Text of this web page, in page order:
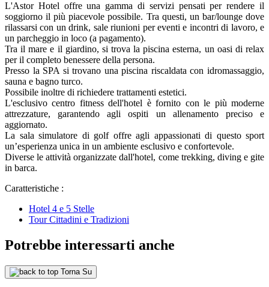
L'Astor Hotel offre una gamma di servizi pensati per rendere il
soggiorno il più piacevole possibile. Tra questi, un bar/lounge dove
rilassarsi con un drink, sale riunioni per eventi e incontri di lavoro, e
un parcheggio in loco (a pagamento).
Tra il mare e il giardino, si trova la piscina esterna, un oasi di relax
per il completo benessere della persona.
Presso la SPA si trovano una piscina riscaldata con idromassaggio,
sauna e bagno turco.
Possibile inoltre di richiedere trattamenti estetici.
L'esclusivo centro fitness dell'hotel è fornito con le più moderne
attrezzature, garantendo agli ospiti un allenamento preciso e
aggiornato.
La sala simulatore di golf offre agli appassionati di questo sport
un’esperienza unica in un ambiente esclusivo e confortevole.
Diverse le attività organizzate dall'hotel, come trekking, diving e gite
in barca.
Caratteristiche :
Hotel 4 e 5 Stelle
Tour Cittadini e Tradizioni
Potrebbe interessarti anche
Torna Su